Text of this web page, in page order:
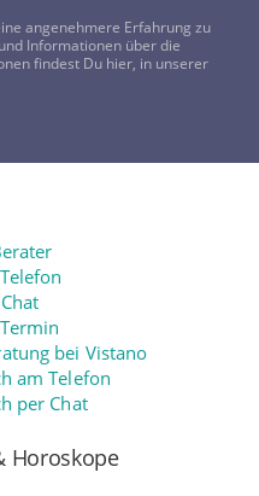
0800-8478266
REGISTRIEREN
bei Vistano
am Telefon
per Chat
Horoskope
angenehmere Erfahrung zu
Informationen über die
findest Du hier, in unserer